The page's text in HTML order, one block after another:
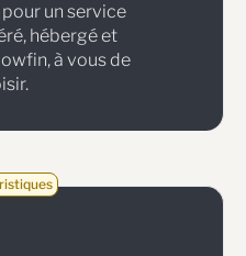
un service
hébergé et
à vous de